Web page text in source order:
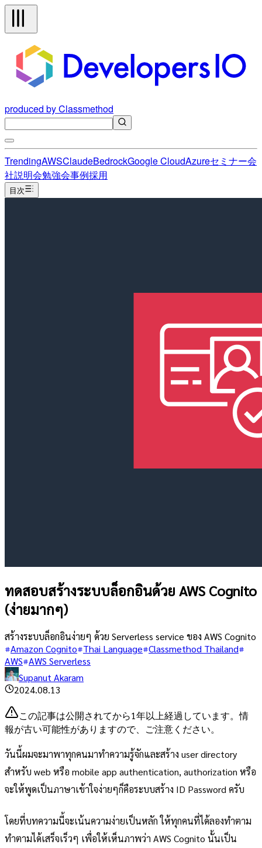
produced by Classmethod
TrendingAWSClaudeBedrockGoogle CloudAzureセミナー会
社説明会勉強会事例採用
目次
ทดสอบสร้างระบบล็อกอินด้วย AWS Cognito
(ง่ายมากๆ)
สร้างระบบล็อกอินง่ายๆ ด้วย Serverless service ของ AWS Cognito
Amazon Cognito Thai Language Classmethod Thailand
AWS AWS Serverless
Supanut Akaram
2024.08.13
この記事は公開されてから1年以上経過しています。情
報が古い可能性がありますので、ご注意ください。
วันนี้ผมจะมาพาทุกคนมาทำความรู้จักและสร้าง user directory
สำหรับ web หรือ mobile app authentication, authorization หรือ
จะให้พูดเป็นภาษาเข้าใจง่ายๆก็คือระบบสร้าง ID Password ครับ
โดยที่บทความนี้จะเน้นความง่ายเป็นหลัก ให้ทุกคนที่ได้ลองทำตาม
ทำตามได้เสร็จเร็วๆ เพื่อให้เห็นภาพว่า AWS Cognito นั้นเป็น